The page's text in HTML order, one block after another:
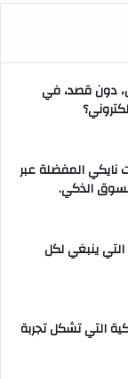
دون قصد، في
نايكي المفضلة عبر
الذكي.
أهم أدوات ومؤشرات MT4 التي ينبغي لكل
التي تشكل تجربة